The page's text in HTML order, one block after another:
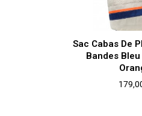
Sac Cabas De
Bandes
Prix